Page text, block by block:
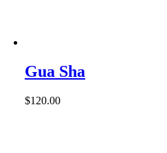
Gua Sha
$120.00